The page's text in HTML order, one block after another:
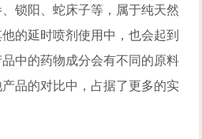
锁阳、蛇床子等，属于纯天然
的延时喷剂使用中，也会起到
中的药物成分会有不同的原料
品的对比中，占据了更多的实